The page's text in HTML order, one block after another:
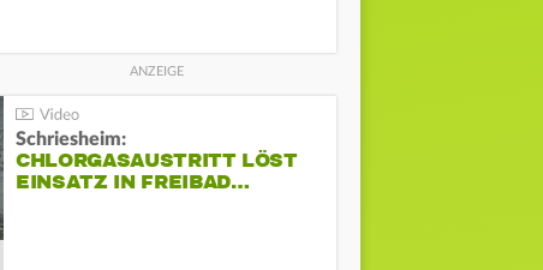
Schriesheim:
CHLORGASAUSTRITT LÖST
EINSATZ IN FREIBAD…